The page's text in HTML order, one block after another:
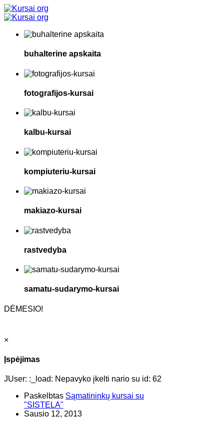
buhalterine apskaita
fotografijos-kursai
kalbu-kursai
kompiuteriu-kursai
makiazo-kursai
rastvedyba
samatu-sudarymo-kursai
DĖMESIO!
×
Įspėjimas
JUser: :_load: Nepavyko įkelti nario su id: 62
Paskelbtas Sąmatininkų kursai su
"SISTELA"
Sausio 12, 2013